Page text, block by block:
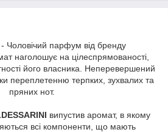
- Чоловічий парфум від бренду
наголошує на цілеспрямованості,
його власника. Неперевершений
переплетенню терпких, зухвалих та
пряних нот.
випустив аромат, в якому
всі компоненти, що мають